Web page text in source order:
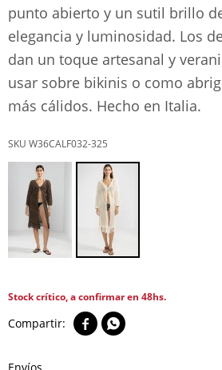
punto abierto y un sutil brillo
elegancia y luminosidad. Los
dan un toque artesanal y
usar sobre bikinis o como
más cálidos. Hecho en Italia.
W36CALF032-325
Stock crítico, a confirmar en 48hs.
 